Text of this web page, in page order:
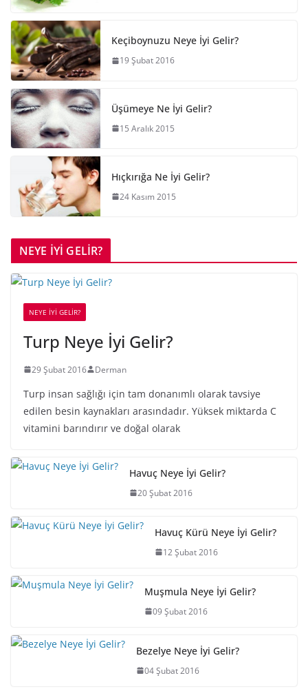
Keçiboynuzu Neye İyi Gelir?
19 Şubat 2016
Üşümeye Ne İyi Gelir?
15 Aralık 2015
Hıçkırığa Ne İyi Gelir?
24 Kasım 2015
NEYE İYİ GELİR?
NEYE İYİ GELİR?
Turp Neye İyi Gelir?
29 Şubat 2016 Derman
Turp insan sağlığı için tam donanımlı olarak tavsiye
edilen besin kaynakları arasındadır. Yüksek miktarda C
vitamini barındırır ve doğal olarak
Havuç Neye İyi Gelir?
20 Şubat 2016
Havuç Kürü Neye İyi Gelir?
12 Şubat 2016
Muşmula Neye İyi Gelir?
09 Şubat 2016
Bezelye Neye İyi Gelir?
04 Şubat 2016